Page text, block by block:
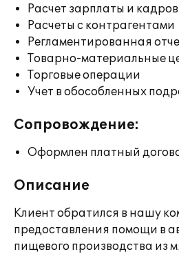
Расчет зарплаты и
Расчеты с контрагентами
Регламентированная
Товарно-материальные
Торговые операции
Учет в обособленных
Сопровождение:
Оформлен платный
Описание
Клиент обратился в нашу
предоставления помощи в
пищевого производства из